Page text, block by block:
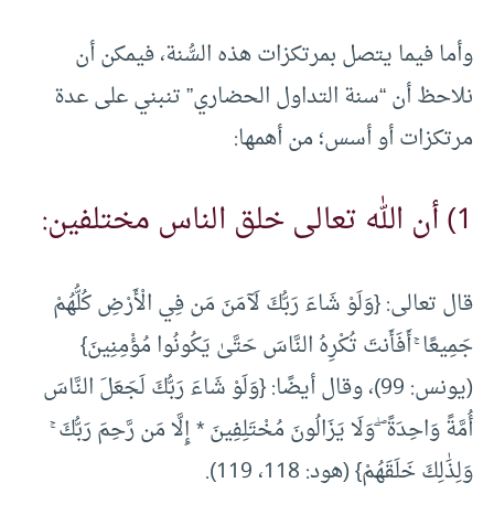
وأما فيما يتصل بمرتكزات هذه السُّنة، فيمكن أن
نلاحظ أن “سنة التداول الحضاري” تنبني على عدة
مرتكزات أو أسس؛ من أهمها:
1) أن الله تعالى خلق الناس مختلفين:
قال تعالى: {وَلَوْ شَاءَ رَبُّكَ لَآمَنَ مَن فِي الْأَرْضِ كُلُّهُمْ
جَمِيعًا ۚ أَفَأَنتَ تُكْرِهُ النَّاسَ حَتَّىٰ يَكُونُوا مُؤْمِنِينَ}
(يونس: 99)، وقال أيضًا: {وَلَوْ شَاءَ رَبُّكَ لَجَعَلَ النَّاسَ
أُمَّةً وَاحِدَةً ۖ وَلَا يَزَالُونَ مُخْتَلِفِينَ * إِلَّا مَن رَّحِمَ رَبُّكَ ۚ
وَلِذَٰلِكَ خَلَقَهُمْ} (هود: 118، 119).